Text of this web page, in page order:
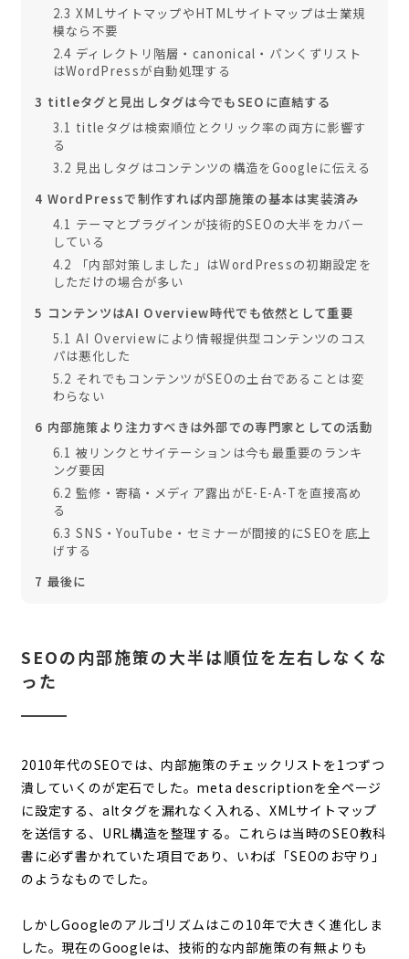
2.3 XMLサイトマップやHTMLサイトマップは士業規
模なら不要
2.4 ディレクトリ階層・canonical・パンくずリスト
はWordPressが自動処理する
3 titleタグと見出しタグは今でもSEOに直結する
3.1 titleタグは検索順位とクリック率の両方に影響す
る
3.2 見出しタグはコンテンツの構造をGoogleに伝える
4 WordPressで制作すれば内部施策の基本は実装済み
4.1 テーマとプラグインが技術的SEOの大半をカバー
している
4.2 「内部対策しました」はWordPressの初期設定を
しただけの場合が多い
5 コンテンツはAI Overview時代でも依然として重要
5.1 AI Overviewにより情報提供型コンテンツのコス
パは悪化した
5.2 それでもコンテンツがSEOの土台であることは変
わらない
6 内部施策より注力すべきは外部での専門家としての活動
6.1 被リンクとサイテーションは今も最重要のランキ
ング要因
6.2 監修・寄稿・メディア露出がE-E-A-Tを直接高め
る
6.3 SNS・YouTube・セミナーが間接的にSEOを底上
げする
7 最後に
SEOの内部施策の大半は順位を左右しなくな
った
2010年代のSEOでは、内部施策のチェックリストを1つずつ
潰していくのが定石でした。meta descriptionを全ページ
に設定する、altタグを漏れなく入れる、XMLサイトマップ
を送信する、URL構造を整理する。これらは当時のSEO教科
書に必ず書かれていた項目であり、いわば「SEOのお守り」
のようなものでした。
しかしGoogleのアルゴリズムはこの10年で大きく進化しま
した。現在のGoogleは、技術的な内部施策の有無よりも